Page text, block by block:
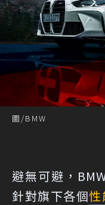
圖/BMW
避無可避，
針對旗下各個性